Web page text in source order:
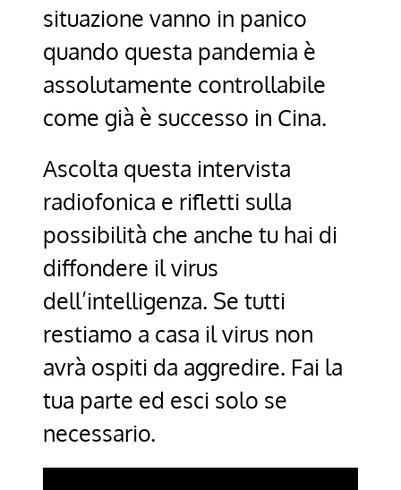
situazione vanno in panico
quando questa pandemia è
assolutamente controllabile
come già è successo in Cina.
Ascolta questa intervista
radiofonica e rifletti sulla
possibilità che anche tu hai di
diffondere il virus
dell’intelligenza. Se tutti
restiamo a casa il virus non
avrà ospiti da aggredire. Fai la
tua parte ed esci solo se
necessario.